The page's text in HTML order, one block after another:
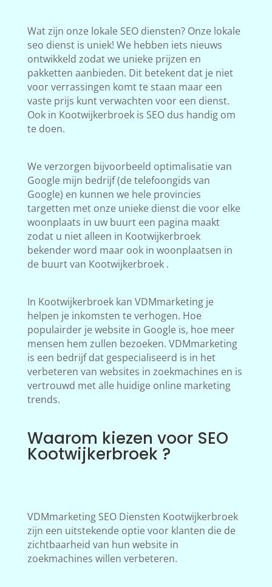
Wat zijn onze lokale SEO diensten? Onze lokale
seo dienst is uniek! We hebben iets nieuws
ontwikkeld zodat we unieke prijzen en
pakketten aanbieden. Dit betekent dat je niet
voor verrassingen komt te staan maar een
vaste prijs kunt verwachten voor een dienst.
Ook in Kootwijkerbroek is SEO dus handig om
te doen.
We verzorgen bijvoorbeeld optimalisatie van
Google mijn bedrijf (de telefoongids van
Google) en kunnen we hele provincies
targetten met onze unieke dienst die voor elke
woonplaats in uw buurt een pagina maakt
zodat u niet alleen in Kootwijkerbroek
bekender word maar ook in woonplaatsen in
de buurt van Kootwijkerbroek .
In Kootwijkerbroek kan VDMmarketing je
helpen je inkomsten te verhogen. Hoe
populairder je website in Google is, hoe meer
mensen hem zullen bezoeken. VDMmarketing
is een bedrijf dat gespecialiseerd is in het
verbeteren van websites in zoekmachines en is
vertrouwd met alle huidige online marketing
trends.
Waarom kiezen voor SEO
Kootwijkerbroek ?
VDMmarketing SEO Diensten Kootwijkerbroek
zijn een uitstekende optie voor klanten die de
zichtbaarheid van hun website in
zoekmachines willen verbeteren.